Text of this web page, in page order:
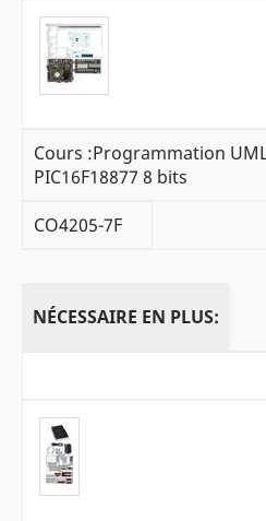
Cours :Programmation
PIC16F18877 8 bits
CO4205-7F
NÉCESSAIRE EN PLUS: